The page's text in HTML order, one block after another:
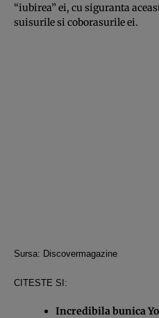
“iubirea” ei, cu siguranta
suisurile si coborasurile ei.
Sursa: Discovermagazine
CITESTE SI:
Incredibila bunica